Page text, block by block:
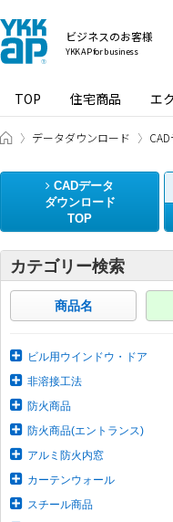
ビジネスのお客様
YKK AP for business
TOP 住宅商品 エ
ビジネスのお客様 HOME
データダウンロード
CADデータ
ダウンロード
TOP
カテゴリー検索
商品名
ビル用ウインドウ・ドア
非溶接工法
防火商品
防火商品(エントランス)
アルミ防火内窓
カーテンウォール
スチール商品